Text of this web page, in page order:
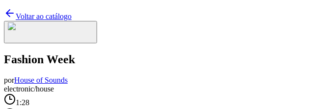
Voltar ao catálogo
Fashion Week
porHouse of Sounds
electronic/house
1:28